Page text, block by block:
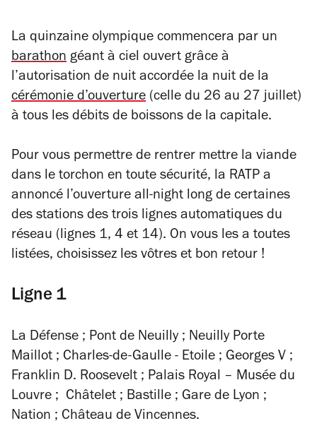
La quinzaine olympique commencera par un
barathon géant à ciel ouvert grâce à
l’autorisation de nuit accordée la nuit de la
cérémonie d’ouverture (celle du 26 au 27 juillet)
à tous les débits de boissons de la capitale.
Pour vous permettre de rentrer mettre la viande
dans le torchon en toute sécurité, la RATP a
annoncé l’ouverture all-night long de certaines
des stations des trois lignes automatiques du
réseau (lignes 1, 4 et 14). On vous les a toutes
listées, choisissez les vôtres et bon retour !
Ligne 1
La Défense ; Pont de Neuilly ; Neuilly Porte
Maillot ; Charles-de-Gaulle - Etoile ; Georges V ;
Franklin D. Roosevelt ; Palais Royal – Musée du
Louvre ; Châtelet ; Bastille ; Gare de Lyon ;
Nation ; Château de Vincennes.